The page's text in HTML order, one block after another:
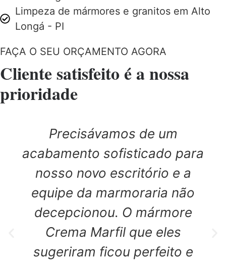
Limpeza de mármores e granitos em Alto
Longá - PI
FAÇA O SEU ORÇAMENTO AGORA
Cliente satisfeito é a nossa
prioridade
Precisávamos de um
acabamento sofisticado para
nosso novo escritório e a
equipe da marmoraria não
decepcionou. O mármore
Crema Marfil que eles
sugeriram ficou perfeito e